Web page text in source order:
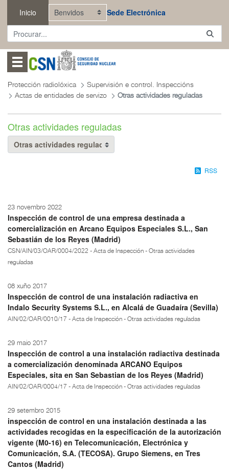
Saltar ao contido principal
Inicio Sede Electrónica
Abrir menú
Protección radiolóxica
Supervisión e control. Inspeccións
Actas de entidades de servizo
Otras actividades reguladas
Otras actividades reguladas
RSS
23 novembro 2022
Inspección de control de una empresa destinada a
comercialización en Arcano Equipos Especiales S.L., San
Sebastián de los Reyes (Madrid)
CSN/AIN/03/OAR/0004/2022 - Acta de Inspección - Otras actividades
reguladas
08 xuño 2017
Inspección de control de una instalación radiactiva en
Indalo Security Systems S.L., en Alcalá de Guadaíra (Sevilla)
AIN/02/OAR/0010/17 - Acta de Inspección - Otras actividades reguladas
29 maio 2017
Inspección de control a una instalación radiactiva destinada
a comercialización denominada ARCANO Equipos
Especiales, sita en San Sebastian de los Reyes (Madrid)
AIN/02/OAR/0004/17 - Acta de Inspección - Otras actividades reguladas
29 setembro 2015
inspección de control en una instalación destinada a las
actividades recogidas en la especificación de la autorización
vigente (M0-16) en Telecomunicación, Electrónica y
Comunicación, S.A. (TECOSA). Grupo Siemens, en Tres
Cantos (Madrid)